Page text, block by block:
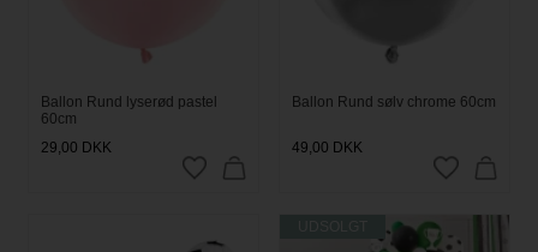
Ballon Rund lyserød pastel
60cm
29,00 DKK
Ballon Rund sølv chrome 60cm
49,00 DKK